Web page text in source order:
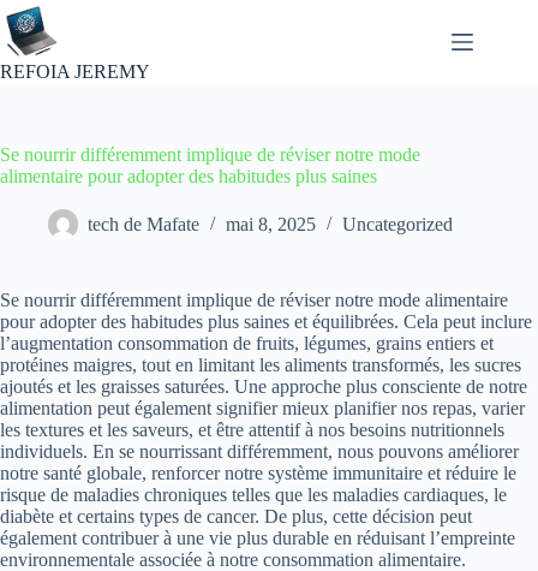
Passer
au
contenu
REFOIA JEREMY
Se nourrir différemment implique de réviser notre mode
alimentaire pour adopter des habitudes plus saines
tech de Mafate mai 8, 2025 Uncategorized
Se nourrir différemment implique de réviser notre mode alimentaire
pour adopter des habitudes plus saines et équilibrées. Cela peut inclure
l’augmentation consommation de fruits, légumes, grains entiers et
protéines maigres, tout en limitant les aliments transformés, les sucres
ajoutés et les graisses saturées. Une approche plus consciente de notre
alimentation peut également signifier mieux planifier nos repas, varier
les textures et les saveurs, et être attentif à nos besoins nutritionnels
individuels. En se nourrissant différemment, nous pouvons améliorer
notre santé globale, renforcer notre système immunitaire et réduire le
risque de maladies chroniques telles que les maladies cardiaques, le
diabète et certains types de cancer. De plus, cette décision peut
également contribuer à une vie plus durable en réduisant l’empreinte
environnementale associée à notre consommation alimentaire.